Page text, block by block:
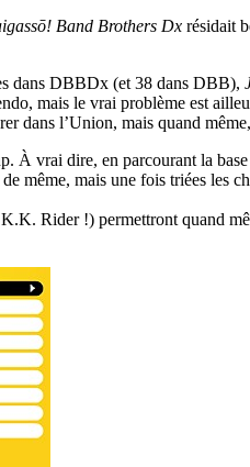
Band Brothers Dx résidait
dans DBBDx (et 38 dans DBB),
mais le vrai problème est
dans l’Union, mais quand
À vrai dire, en parcourant la
même, mais une fois triées les
Rider !) permettront quand